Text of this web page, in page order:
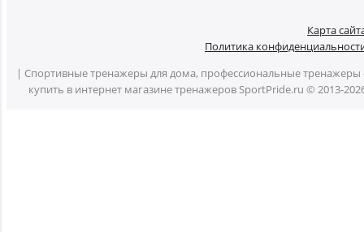
Карта
Политика
| Спортивные тренажеры для дома, профессиональные тренажеры
купить в интернет магазине тренажеров SportPride.ru © 2013-